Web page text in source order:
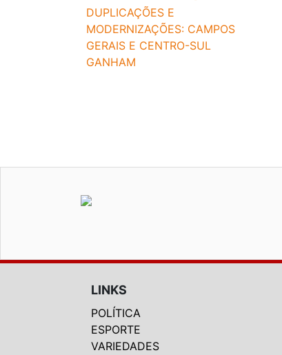
DUPLICAÇÕES E
MODERNIZAÇÕES: CAMPOS
GERAIS E CENTRO-SUL
GANHAM
LINKS
POLÍTICA
ESPORTE
VARIEDADES